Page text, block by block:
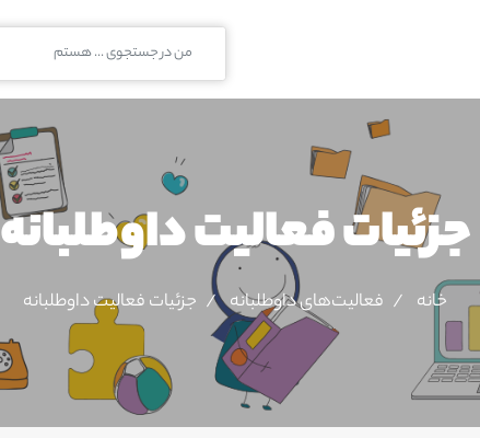
جزئیات فعالیت‌ داوطلبانه
خانه فعالیت‌های داوطلبانه جزئیات فعالیت‌ داوطلبانه